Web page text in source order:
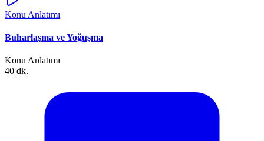
Konu Anlatımı
Buharlaşma ve Yoğuşma
Konu Anlatımı
40 dk.